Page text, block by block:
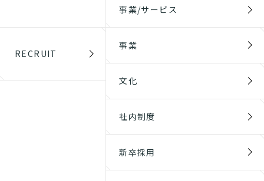
事業/サービス
RECRUIT
事業
文化
社内制度
新卒採用